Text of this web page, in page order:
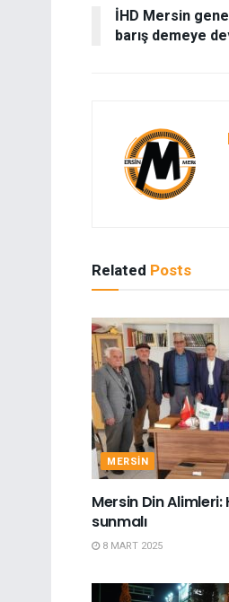
İHD Mersin
barış demeye
Related Posts
MERSIN
Mersin Din Alimleri:
sunmalı
8 MART 2025